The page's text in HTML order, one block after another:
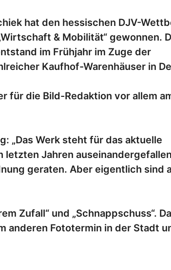
hat den hessischen DJV-
& Mobilität“ gewonnen.
im Frühjahr im Zuge der
Kaufhof-Warenhäuser in
für die Bild-Redaktion vor allem
„Das Werk steht für das aktuelle
letzten Jahren
geraten. Aber eigentlich sind
Zufall“ und „Schnappschuss“.
anderen Fototermin in der Stadt